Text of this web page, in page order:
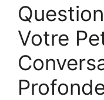
Votre